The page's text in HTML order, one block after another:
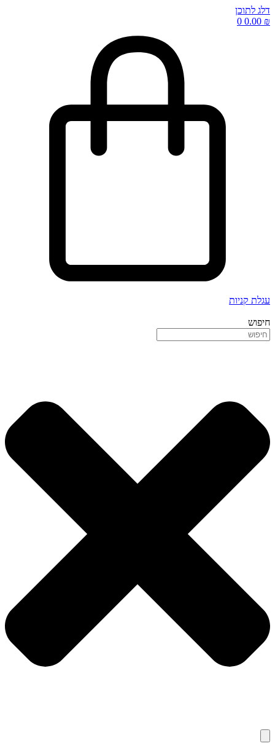
דלג לתוכן
0.00 ₪
0
עגלת קניות
חיפוש